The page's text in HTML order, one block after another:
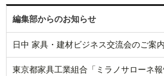
編集部からのお知らせ
日中 家具・建材ビジネス交流会のご
東京都家具工業組合「ミラノサローネ